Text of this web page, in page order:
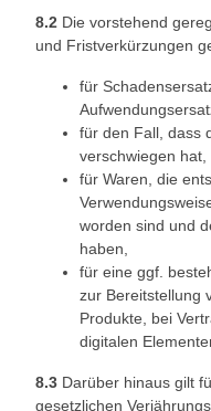
8.2 Die vorstehend
und Fristverkürzungen
für
für den Fall, dass
verschwiegen hat,
für Waren, die
worden sind und
haben,
für eine ggf.
zur Bereitstellung
Produkte, bei
digitalen
8.3 Darüber hinaus gilt
gesetzlichen